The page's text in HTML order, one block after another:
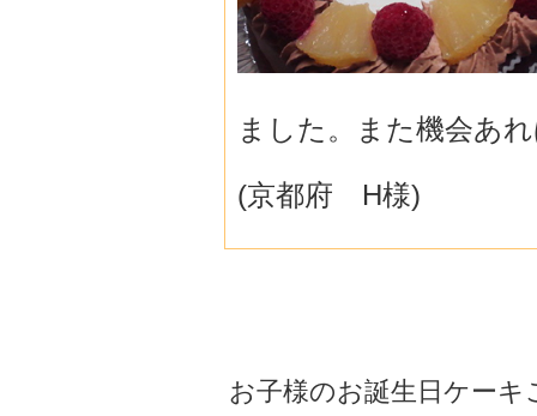
ました。また機会あ
(京都府 H様)
お子様のお誕生日ケーキ